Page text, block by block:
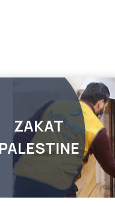
ZAKAT
PALESTINE